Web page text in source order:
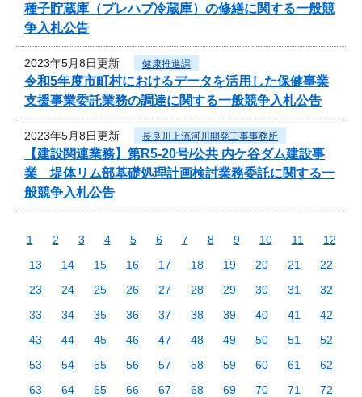
種子貯蔵庫（プレハブ冷蔵庫）の修繕に関する一般競
争入札公告
2023年5月8日更新 健康推進課
令和5年度市町村におけるデータを活用した保健事業
支援事業委託業務の調達に関する一般競争入札公告
2023年5月8日更新 長良川上流河川開発工事事務所
【建設関連業務】第R5-20号/公共 内ケ谷ダム建設事
業 堤体リム部基礎処理計画検討業務委託に関する一
般競争入札公告
1 2 3 4 5 6 7 8 9 10 11
12
13
14 15 16 17 18 19 20 21
22
23
24 25 26 27 28 29 30 31
32
33
34 35 36 37 38 39 40 41
42
43
44 45 46 47 48 49 50 51
52
53
54 55 56 57 58 59 60 61
62
63
64 65 66 67 68 69 70 71
72